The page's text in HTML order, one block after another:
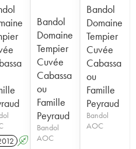
A
Bandol
Domaine
Tempier
Cuvée
Cabassa
ou
Famille
Peyraud
Bandol
AOC
Bandol
Domaine
Tempier
Cuvée
Cabassa
ou
Famille
Peyraud
Bandol
AOC